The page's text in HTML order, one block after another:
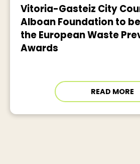
Vitoria-Gasteiz City
Alboan Foundation to
the European Waste
Awards
READ MORE